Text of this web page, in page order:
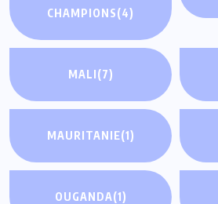
CHAMPIONS(4)
MALI(7)
MAURITANIE(1)
OUGANDA(1)